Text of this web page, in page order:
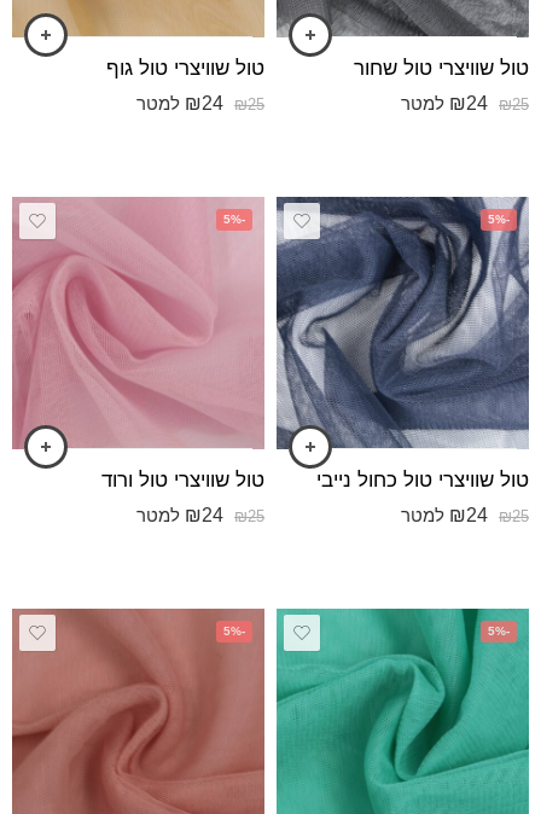
טול שוויצרי טול שחור
₪25
₪24 למטר
טול שוויצרי טול גוף
₪25
₪24 למטר
-5%
טול שוויצרי טול כחול נייבי
₪25
₪24 למטר
-5%
טול שוויצרי טול ורוד
₪25
₪24 למטר
-5%
-5%